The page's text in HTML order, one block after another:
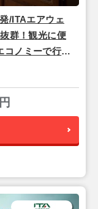
/ITAエアウェ
群！観光に便
コノミーで行く